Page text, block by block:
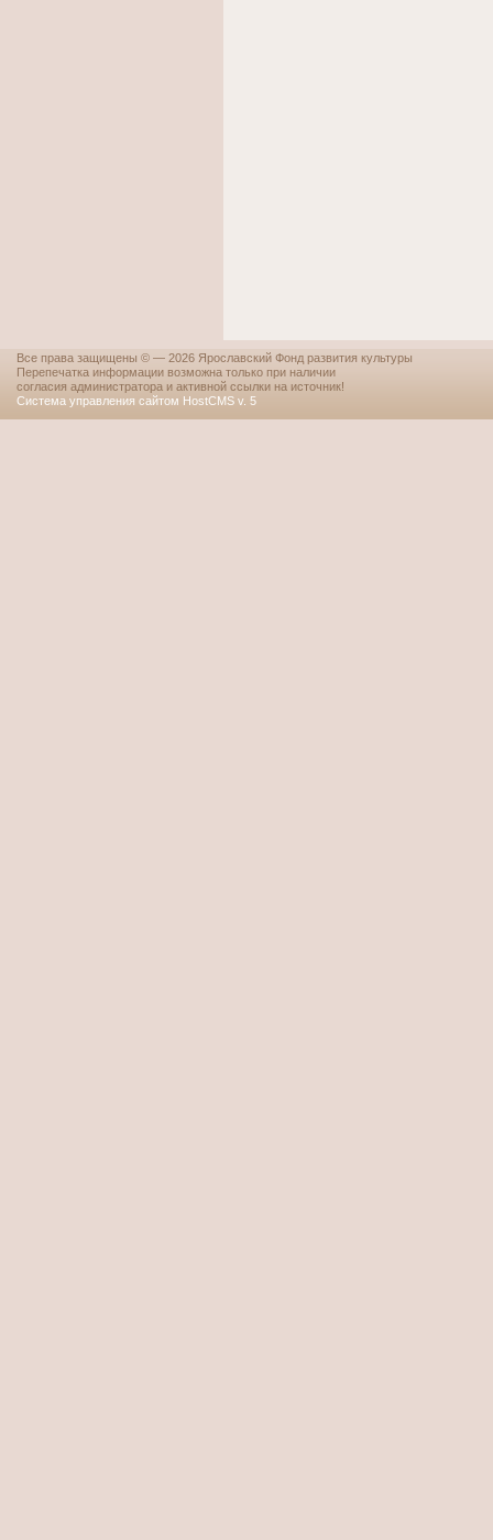
Все права защищены © — 2026 Ярославский Фонд развития культуры
Перепечатка информации возможна только при наличии
согласия администратора и активной ссылки на источник!
Система управления сайтом HostCMS v. 5